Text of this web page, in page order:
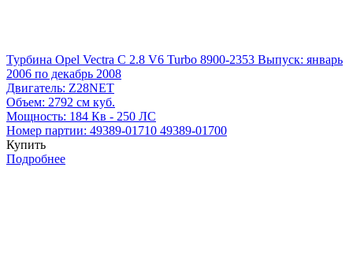
Турбина Opel Vectra C 2.8 V6 Turbo 8900-2353 Выпуск: январь
2006 по декабрь 2008
Двигатель: Z28NET
Объем: 2792 см куб.
Мощность: 184 Кв - 250 ЛС
Номер партии: 49389-01710 49389-01700
Купить
Подробнее